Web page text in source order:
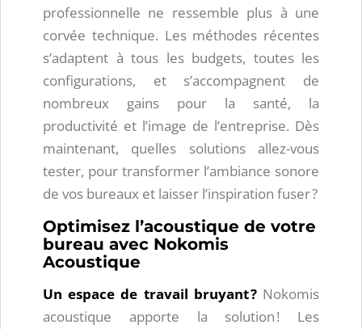
professionnelle ne ressemble plus à une
corvée technique. Les méthodes récentes
s’adaptent à tous les budgets, toutes les
configurations, et s’accompagnent de
nombreux gains pour la santé, la
productivité et l’image de l’entreprise. Dès
maintenant, quelles solutions allez-vous
tester, pour transformer l’ambiance sonore
de vos bureaux et laisser l’inspiration fuser ?
Optimisez l’acoustique de votre
bureau avec Nokomis
Acoustique
Un espace de travail bruyant ?Nokomis
acoustique apporte la solution ! Les